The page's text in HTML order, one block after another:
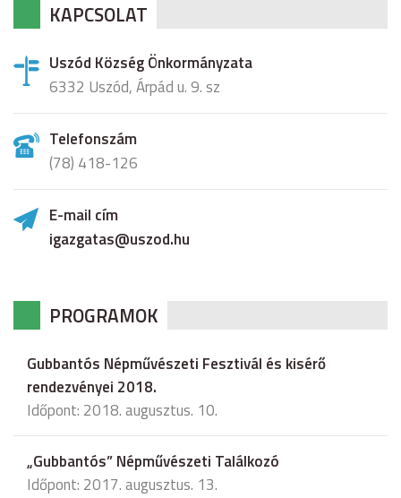
KAPCSOLAT
Uszód Község Önkormányzata
6332 Uszód, Árpád u. 9. sz
Telefonszám
(78) 418-126
E-mail cím
igazgatas@uszod.hu
PROGRAMOK
Gubbantós Népművészeti Fesztivál és kisérő
rendezvényei 2018.
Időpont: 2018. augusztus. 10.
„Gubbantós” Népművészeti Találkozó
Időpont: 2017. augusztus. 13.